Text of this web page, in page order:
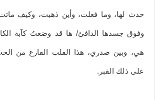
حدث لها، وما فعلت، وأين ذهبت، وكيف ماتت/
وفوق جسدها الدافئ/ ها قد وضعتُ كآبة
هي، وبين صدري، هذا القلب الفارغ من
على ذلك القبر.